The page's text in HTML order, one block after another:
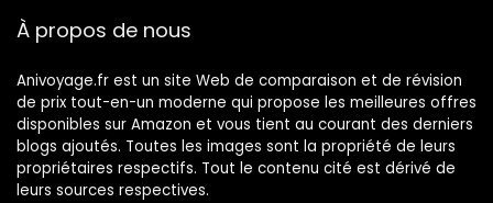
À propos de nous
Anivoyage.fr est un site Web de comparaison et de révision
de prix tout-en-un moderne qui propose les meilleures offres
disponibles sur Amazon et vous tient au courant des derniers
blogs ajoutés. Toutes les images sont la propriété de leurs
propriétaires respectifs. Tout le contenu cité est dérivé de
leurs sources respectives.